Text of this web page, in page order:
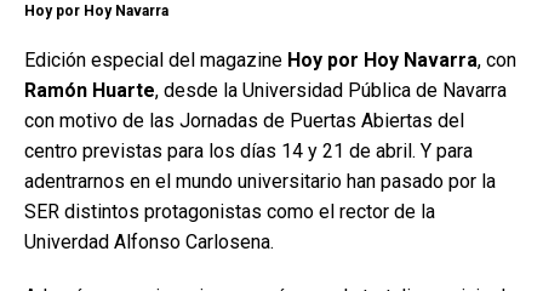
Hoy por Hoy Navarra
Edición especial del magazine Hoy por Hoy Navarra, con
Ramón Huarte, desde la Universidad Pública de Navarra
con motivo de las Jornadas de Puertas Abiertas del
centro previstas para los días 14 y 21 de abril. Y para
adentrarnos en el mundo universitario han pasado por la
SER distintos protagonistas como el rector de la
Univerdad Alfonso Carlosena.